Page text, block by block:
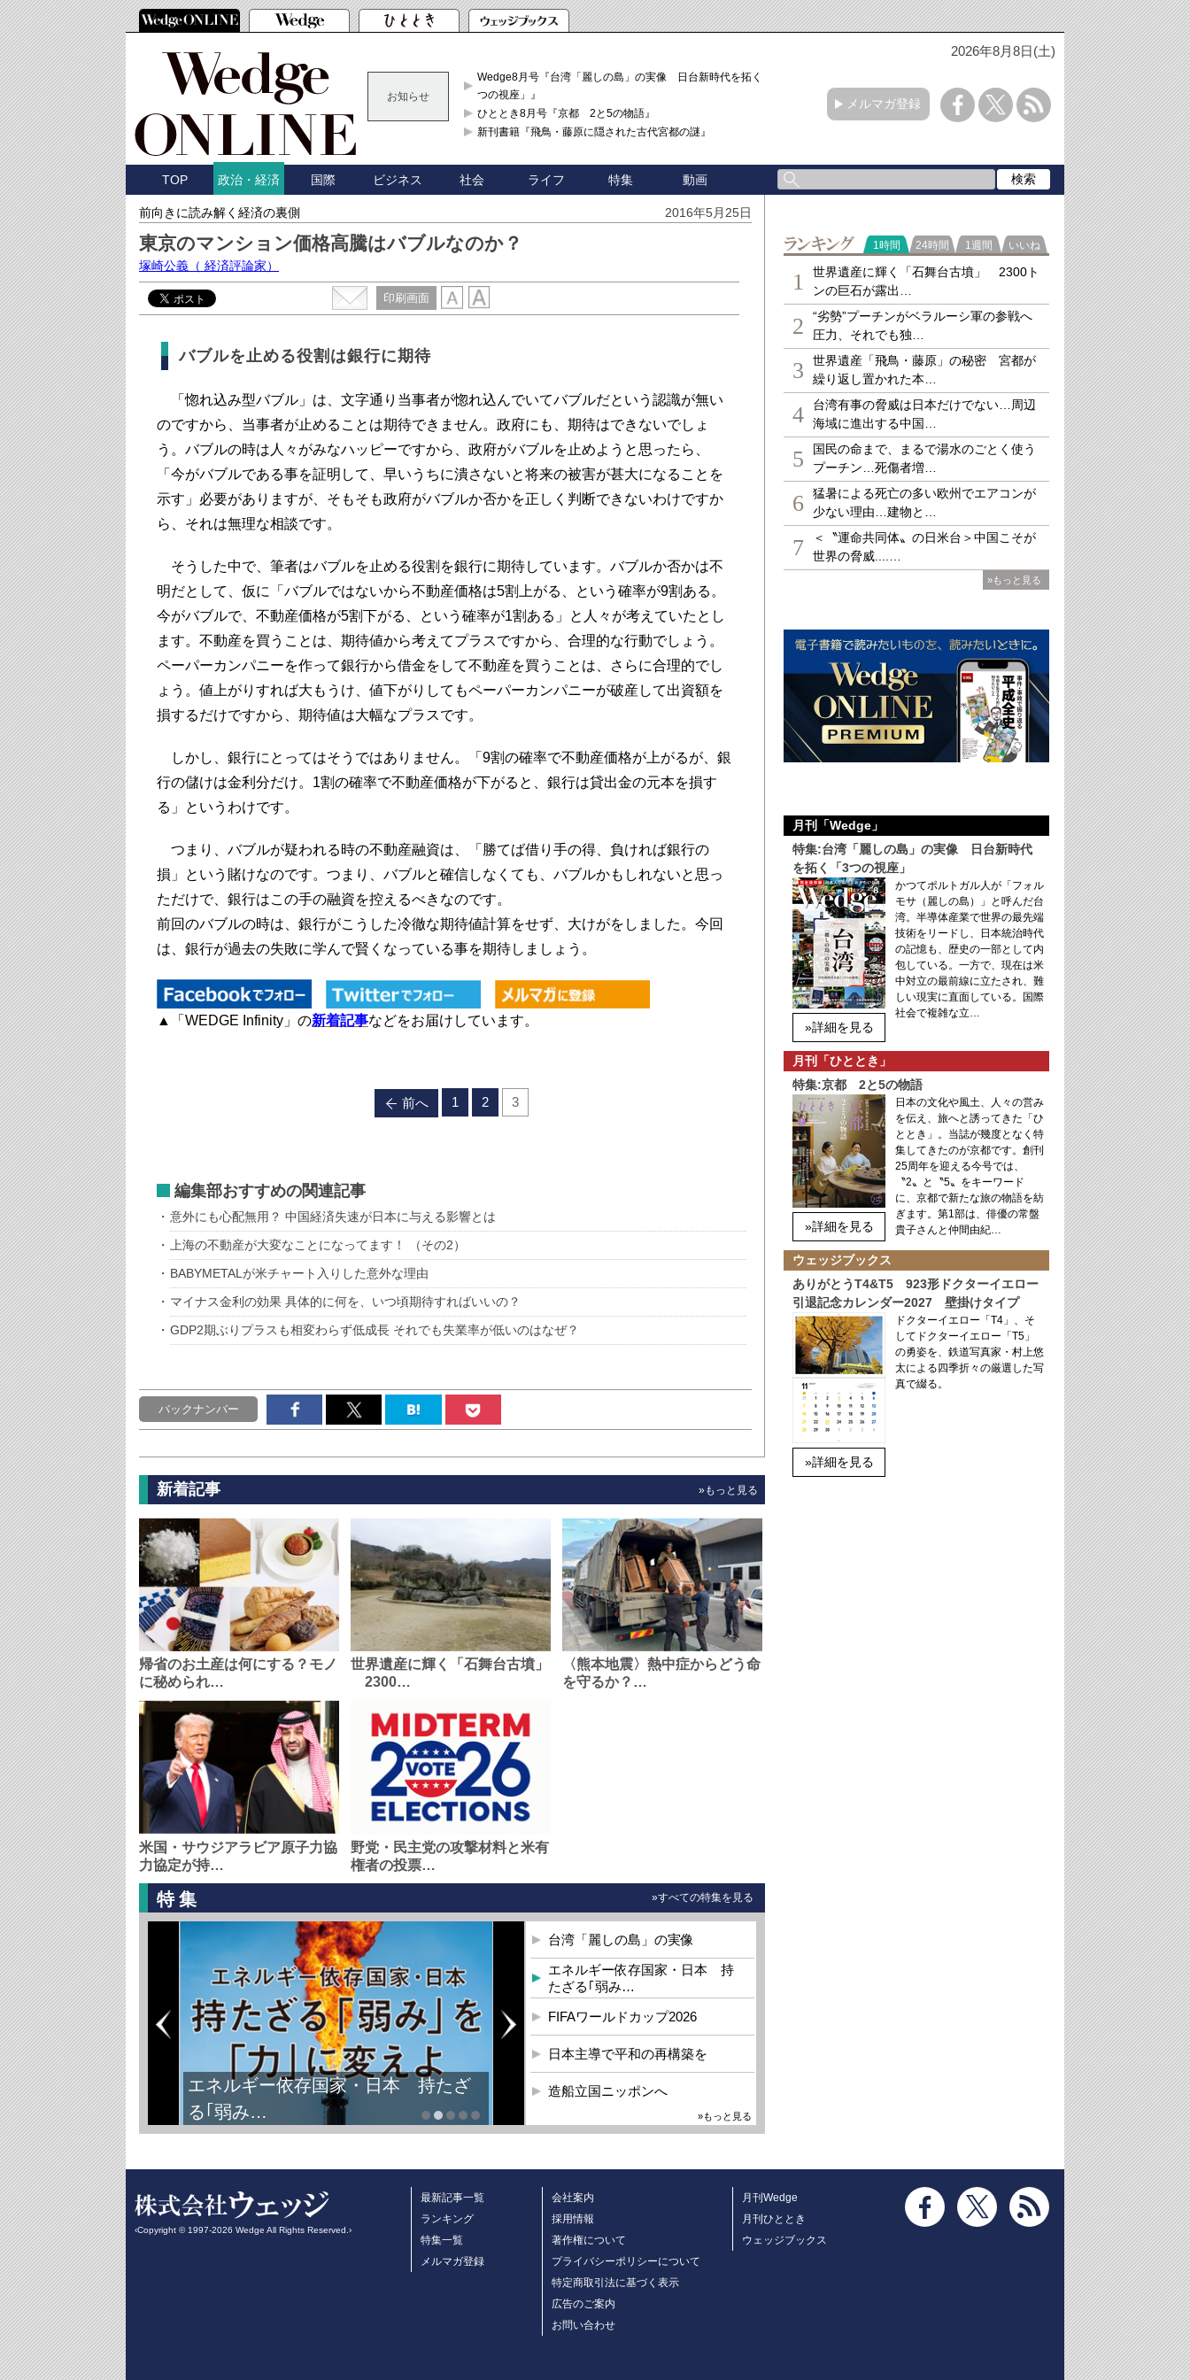
2026年8月8日(土)
お知らせ
Wedge8月号『台湾「麗しの島」の実像 日台新時代を拓く「3
つの視座」』
ひととき8月号『京都 2と5の物語』
新刊書籍『飛鳥・藤原に隠された古代宮都の謎』
メルマガ登録
TOP 政治・経済 国際 ビジネス 社会 ライフ 特集 動画
前向きに読み解く経済の裏側 2016年5月25日
東京のマンション価格高騰はバブルなのか？
塚崎公義 （ 経済評論家）
印刷画面
バブルを止める役割は銀行に期待
「惚れ込み型バブル」は、文字通り当事者が惚れ込んでいてバブルだという認識が無い
のですから、当事者が止めることは期待できません。政府にも、期待はできないでしょ
う。バブルの時は人々がみなハッピーですから、政府がバブルを止めようと思ったら、
「今がバブルである事を証明して、早いうちに潰さないと将来の被害が甚大になることを
示す」必要がありますが、そもそも政府がバブルか否かを正しく判断できないわけですか
ら、それは無理な相談です。
そうした中で、筆者はバブルを止める役割を銀行に期待しています。バブルか否かは不
明だとして、仮に「バブルではないから不動産価格は5割上がる、という確率が9割ある。
今がバブルで、不動産価格が5割下がる、という確率が1割ある」と人々が考えていたとし
ます。不動産を買うことは、期待値から考えてプラスですから、合理的な行動でしょう。
ペーパーカンパニーを作って銀行から借金をして不動産を買うことは、さらに合理的でし
ょう。値上がりすれば大もうけ、値下がりしてもペーパーカンパニーが破産して出資額を
損するだけですから、期待値は大幅なプラスです。
しかし、銀行にとってはそうではありません。「9割の確率で不動産価格が上がるが、銀
行の儲けは金利分だけ。1割の確率で不動産価格が下がると、銀行は貸出金の元本を損す
る」というわけです。
つまり、バブルが疑われる時の不動産融資は、「勝てば借り手の得、負ければ銀行の
損」という賭けなのです。つまり、バブルと確信しなくても、バブルかもしれないと思っ
ただけで、銀行はこの手の融資を控えるべきなのです。
前回のバブルの時は、銀行がこうした冷徹な期待値計算をせず、大けがをしました。今回
は、銀行が過去の失敗に学んで賢くなっている事を期待しましょう。
▲「WEDGE Infinity」の新着記事などをお届けしています。
前へ 1 2 3
編集部おすすめの関連記事
意外にも心配無用？ 中国経済失速が日本に与える影響とは
上海の不動産が大変なことになってます！ （その2）
BABYMETALが米チャート入りした意外な理由
マイナス金利の効果 具体的に何を、いつ頃期待すればいいの？
GDP2期ぶりプラスも相変わらず低成長 それでも失業率が低いのはなぜ？
バックナンバー
新着記事 »もっと見る
帰省のお土産は何にする？モノ
に秘められ…
世界遺産に輝く「石舞台古墳」
2300…
〈熊本地震〉熱中症からどう命
を守るか？…
米国・サウジアラビア原子力協
力協定が持…
野党・民主党の攻撃材料と米有
権者の投票…
特集 »すべての特集を見る
エネルギー依存国家・日本 持たざ
る｢弱み…
台湾「麗しの島」の実像
エネルギー依存国家・日本 持
たざる｢弱み…
FIFAワールドカップ2026
日本主導で平和の再構築を
造船立国ニッポンへ
»もっと見る
ランキング
1時間 24時間 1週間 いいね
1
世界遺産に輝く「石舞台古墳」 2300ト
ンの巨石が露出…
2
“劣勢”プーチンがベラルーシ軍の参戦へ
圧力、それでも独…
3
世界遺産「飛鳥・藤原」の秘密 宮都が
繰り返し置かれた本…
4
台湾有事の脅威は日本だけでない…周辺
海域に進出する中国…
5
国民の命まで、まるで湯水のごとく使う
プーチン…死傷者増…
6
猛暑による死亡の多い欧州でエアコンが
少ない理由…建物と…
7
＜〝運命共同体〟の日米台＞中国こそが
世界の脅威....…
»もっと見る
月刊「Wedge」
特集:台湾「麗しの島」の実像 日台新時代
を拓く「3つの視座」
»詳細を見る
かつてポルトガル人が「フォル
モサ（麗しの島）」と呼んだ台
湾。半導体産業で世界の最先端
技術をリードし、日本統治時代
の記憶も、歴史の一部として内
包している。一方で、現在は米
中対立の最前線に立たされ、難
しい現実に直面している。国際
社会で複雑な立…
月刊「ひととき」
特集:京都 2と5の物語
»詳細を見る
日本の文化や風土、人々の営み
を伝え、旅へと誘ってきた「ひ
ととき」。当誌が幾度となく特
集してきたのが京都です。創刊
25周年を迎える今号では、
〝2〟と〝5〟をキーワード
に、京都で新たな旅の物語を紡
ぎます。第1部は、俳優の常盤
貴子さんと仲間由紀…
ウェッジブックス
ありがとうT4&T5 923形ドクターイエロー
引退記念カレンダー2027 壁掛けタイプ
»詳細を見る
ドクターイエロー「T4」、そ
してドクターイエロー「T5」
の勇姿を、鉄道写真家・村上悠
太による四季折々の厳選した写
真で綴る。
‹Copyright © 1997-2026 Wedge All Rights Reserved.›
最新記事一覧
ランキング
特集一覧
メルマガ登録
会社案内
採用情報
著作権について
プライバシーポリシーについて
特定商取引法に基づく表示
広告のご案内
お問い合わせ
月刊Wedge
月刊ひととき
ウェッジブックス